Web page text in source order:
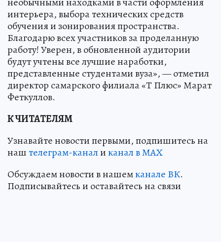
интерьера, выбора технических средств
обучения и зонирования пространства.
Благодарю всех участников за проделанную
работу! Уверен, в обновленной аудитории
будут учтены все лучшие наработки,
представленные студентами вуза», — отметил
директор самарского филиала «Т Плюс» Марат
Феткуллов.
К ЧИТАТЕЛЯМ
Узнавайте новости первыми, подпишитесь на
наштелеграм-каналиканал в МАХ
Обсуждаем новости в нашемканале ВК.
Подписывайтесь и оставайтесь на связи